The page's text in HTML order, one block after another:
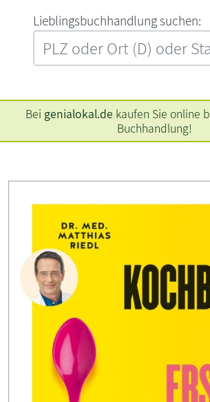
L‍i‍e‍b‍l‍i‍n‍g‍s‍b‍u‍c‍h‍h‍a‍n‍d‍l‍u‍n‍g‍ ‍s‍u‍c‍h‍e‍n‍:‍
Bei genialokal.de kaufen Sie online
Buchhandlung!